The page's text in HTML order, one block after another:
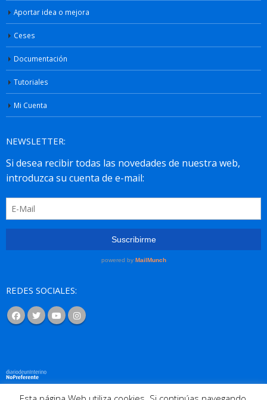
Aportar idea o mejora
Ceses
Documentación
Tutoriales
Mi Cuenta
NEWSLETTER:
REDES SOCIALES: